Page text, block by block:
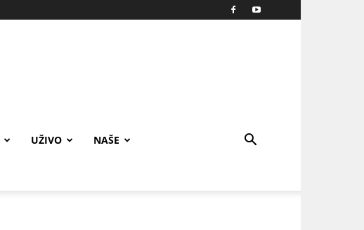
UŽIVO NAŠE